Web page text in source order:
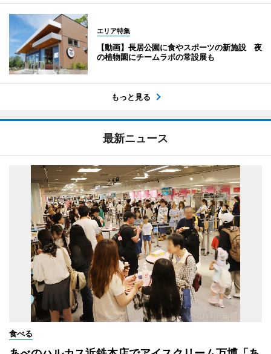
エリア特集
【動画】長居公園に食やスポーツの新施設 夜
の植物園にチームラボの常設展も
もっと見る
最新ニュース
食べる